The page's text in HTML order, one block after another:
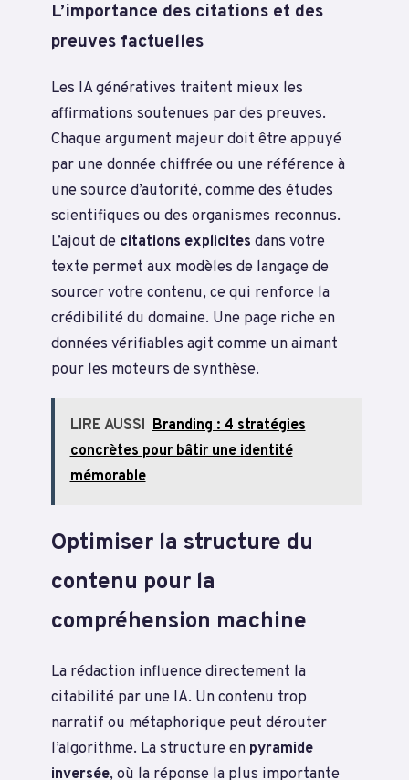
L’importance des citations et des
preuves factuelles
Les IA génératives traitent mieux les
affirmations soutenues par des preuves.
Chaque argument majeur doit être appuyé
par une donnée chiffrée ou une référence à
une source d’autorité, comme des études
scientifiques ou des organismes reconnus.
L’ajout de citations explicites dans votre
texte permet aux modèles de langage de
sourcer votre contenu, ce qui renforce la
crédibilité du domaine. Une page riche en
données vérifiables agit comme un aimant
pour les moteurs de synthèse.
LIRE AUSSI Branding : 4 stratégies
concrètes pour bâtir une identité
mémorable
Optimiser la structure du
contenu pour la
compréhension machine
La rédaction influence directement la
citabilité par une IA. Un contenu trop
narratif ou métaphorique peut dérouter
l’algorithme. La structure en pyramide
inversée, où la réponse la plus importante